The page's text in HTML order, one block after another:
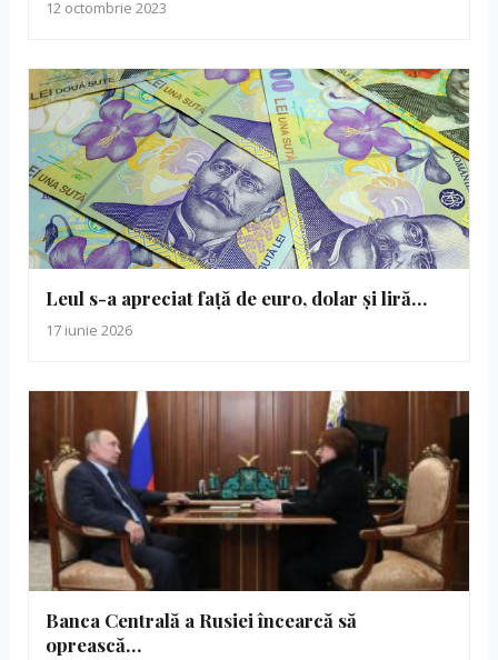
12 octombrie 2023
Leul s-a apreciat față de euro, dolar și liră…
17 iunie 2026
Banca Centrală a Rusiei încearcă să
oprească…